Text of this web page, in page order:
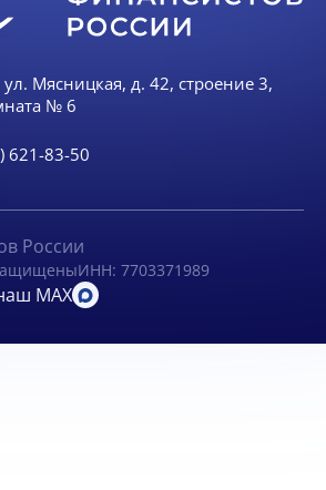
Мясницкая, д. 42, строение 3,
№ 6
621-83-50
России
ИНН: 7703371989
MAX